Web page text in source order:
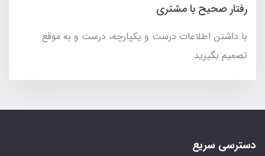
رفتار صحیح با مشتری
با داشتن اطلاعات درست و یکپارچه، درست و به موقع
تصمیم بگیرید
دسترسی سریع